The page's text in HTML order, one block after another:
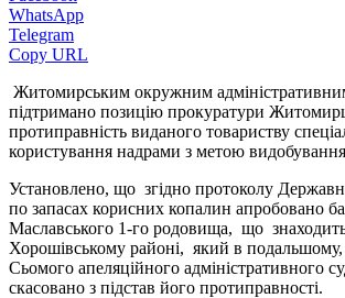
WhatsApp
Telegram
Copy URL
Житомирським окружним
підтримано позицію прокуратури
протиправність виданого товариству
користування надрами з метою видобування
Установлено, що згідно протоколу
по запасах корисних копалин апробовано
Маславського 1-го родовища, що
Хорошівському районі, який в
Сьомого апеляційного адміністративного
скасовано з підстав його протиправності.